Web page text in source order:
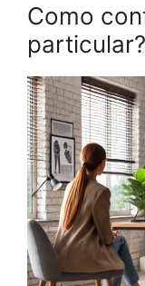
Como
particular?